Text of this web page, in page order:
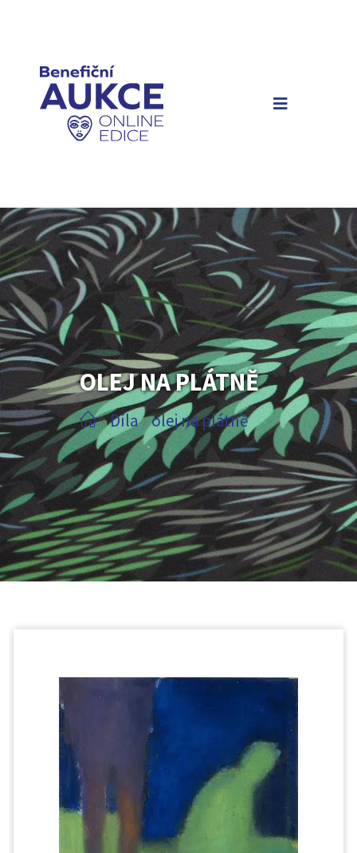
OLEJ NA PLÁTNĚ
/ Díla / olej na plátně